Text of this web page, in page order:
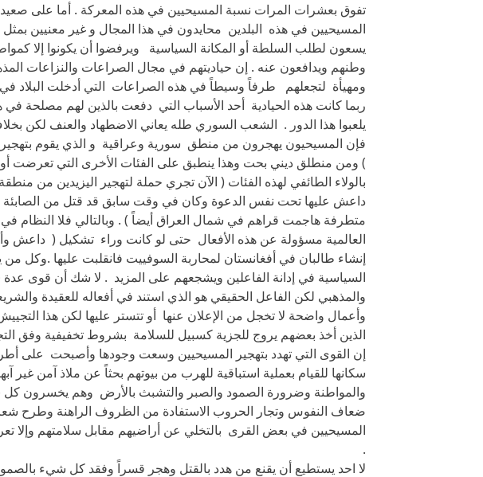
تفوق بعشرات المرات نسبة المسيحيين في هذه المعركة . أما على
المسيحيين في هذه البلدين محايدون في هذا المجال و غير معنيين
يسعون لطلب السلطة أو المكانة السياسية ويرفضوا أن يكونوا إلا
وطنهم ويدافعون عنه . إن حياديتهم في مجال الصراعات والنزاعات
ومهيأة لتجعلهم طرفاً وسيطاً في هذه الصراعات التي أدخلت البلاد في
ربما كانت هذه الحيادية أحد الأسباب التي دفعت بالذين لهم مصلحة
يلعبوا هذا الدور . الشعب السوري طله يعاني الاضطهاد والعنف لكن
فإن المسيحيون يهجرون من منطق سورية وعراقية و الذي يقوم
) ومن منطلق ديني بحت وهذا ينطبق على الفئات الأخرى التي تعرضت أو
بالولاء الطائفي لهذه الفئات ( الآن تجري حملة لتهجير اليزيدين من
متطرفة هاجمت قراهم في شمال العراق أيضاً ) . وبالتالي فلا النظام
العالمية مسؤولة عن هذه الأفعال حتى لو كانت وراء تشكيل ( داعش
إنشاء طالبان في أفغانستان لمحاربة السوفييت فانقلبت عليها .وكل
السياسية في إدانة الفاعلين ويشجعهم على المزيد . لا شك أن قوى
والمذهبي لكن الفاعل الحقيقي هو الذي استند في أفعاله للعقيدة
وأعمال واضحة لا تخجل من الإعلان عنها أو تتستر عليها لكن هذا
الذين أخذ بعضهم يروج للجزية كسبيل للسلامة بشروط تخفيفية وفق
إن القوى التي تهدد بتهجير المسيحيين وسعت وجودها وأصبحت على
سكانها للقيام بعملية استباقية للهرب من بيوتهم بحثاً عن ملاذ آمن غير
والمواطنة وضرورة الصمود والصبر والتشبث بالأرض وهم يخسرون
ضعاف النفوس وتجار الحروب الاستفادة من الظروف الراهنة وطرح
المسيحيين في بعض القرى بالتخلي عن أراضيهم مقابل سلامتهم وإلا
.
لا احد يستطيع أن يقنع من هدد بالقتل وهجر قسراً وفقد كل شيء